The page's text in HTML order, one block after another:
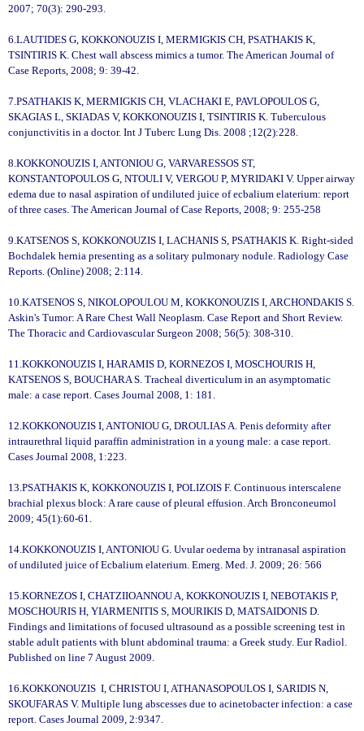
2007; 70(3): 290-293.
6.LAUTIDES G, KOKKONOUZIS I, MERMIGKIS CH, PSATHAKIS K,
TSINTIRIS K. Chest wall abscess mimics a tumor. The American Journal of
Case Reports, 2008; 9: 39-42.
7.PSATHAKIS K, MERMIGKIS CH, VLACHAKI E, PAVLOPOULOS G,
SKAGIAS L, SKIADAS V, KOKKONOUZIS I, TSINTIRIS K. Tuberculous
conjunctivitis in a doctor. Int J Tuberc Lung Dis. 2008 ;12(2):228.
8.KOKKONOUZIS I, ANTONIOU G, VARVARESSOS ST,
ΚONSTANTOPOULOS G, NTOULI V, VERGOU P, MYRIDAKI V. Upper airway
edema due to nasal aspiration of undiluted juice of ecbalium elaterium: report
of three cases. The American Journal of Case Reports, 2008; 9: 255-258
9.KATSENOS S, KOKKONOUZIS I, LACHANIS S, PSATHAKIS K. Right-sided
Bochdalek hernia presenting as a solitary pulmonary nodule. Radiology Case
Reports. (Online) 2008; 2:114.
10.KATSENOS S, NIKOLOPOULOU M, KOKKONOUZIS I, ARCHONDAKIS S.
Askin's Tumor: A Rare Chest Wall Neoplasm. Case Report and Short Review.
The Thoracic and Cardiovascular Surgeon 2008; 56(5): 308-310.
11.KOKKONOUZIS I, HARAMIS D, KORNEZOS I, MOSCHOURIS H,
KATSENOS S, BOUCHARA S. Tracheal diverticulum in an asymptomatic
male: a case report. Cases Journal 2008, 1: 181.
12.KOKKONOUZIS I, ANTONIOU G, DROULIAS A. Penis deformity after
intraurethral liquid paraffin administration in a young male: a case report.
Cases Journal 2008, 1:223.
13.PSATHAKIS K, KOKKONOUZIS I, POLIZOIS F. Continuous interscalene
brachial plexus block: A rare cause of pleural effusion. Arch Bronconeumol
2009; 45(1):60-61.
14.KOKKONOUZIS I, ANTONIOU G. Uvular oedema by intranasal aspiration
of undiluted juice of Ecbalium elaterium. Emerg. Med. J. 2009; 26: 566
15.KORNEZOS I, CHATZIIOANNOU A, KOKKONOUZIS I, NEBOTAKIS P,
MOSCHOURIS H, YIARMENITIS S, MOURIKIS D, MATSAIDONIS D.
Findings and limitations of focused ultrasound as a possible screening test in
stable adult patients with blunt abdominal trauma: a Greek study. Eur Radiol.
Published on line 7 August 2009.
16.KOKKONOUZIS I, CHRISTOU I, ATHANASOPOULOS I, SARIDIS N,
SKOUFARAS V. Multiple lung abscesses due to acinetobacter infection: a case
report. Cases Journal 2009, 2:9347.